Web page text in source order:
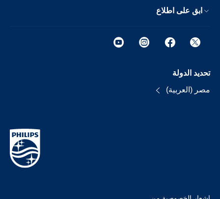
ابق على اطلاع
تحديد الدولة
مصر (العربية)